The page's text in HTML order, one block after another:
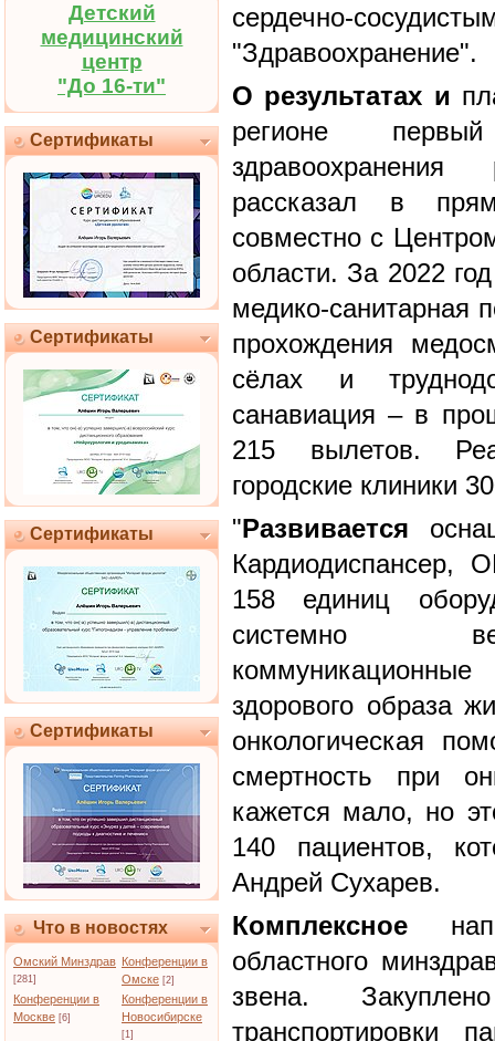
Детский
медицинский
центр
"До 16-ти"
Сертификаты
Сертификаты
Сертификаты
Сертификаты
Что в новостях
Омский Минздрав
[281]
Конференции в
Омске [2]
Конференции в
Москве [6]
Конференции в
Новосибирске
[1]
сердечно-
"Здравоохранение".
О результатах и
регионе
рассказал в
совместно с
области. За 2022
медико-санитарная
прохождения
сёлах и
санавиация – в
215 вылетов.
городские клиники
"Развивается
158 единиц
системно
здорового образа
онкологическая
смертность при
кажется мало, но
140 пациентов,
Андрей Сухарев.
Комплексное
областного
звена.
транспортировки